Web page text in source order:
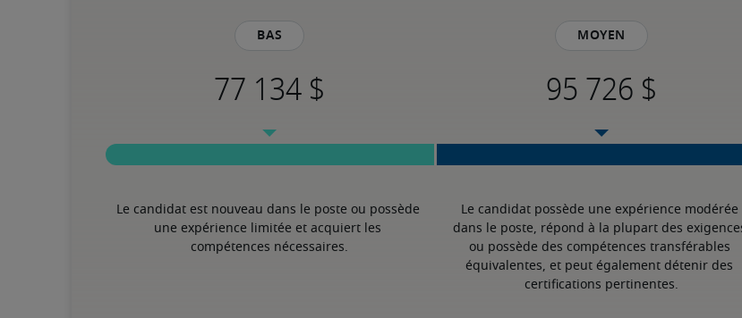
Bas
Le candidat est nouveau dans le poste ou possède
une expérience limitée et acquiert les
compétences nécessaires.
Moyen
Le candidat possède une expérience modérée
dans le poste, répond à la plupart des
ou possède des compétences transférables
équivalentes, et peut également détenir des
certifications pertinentes.